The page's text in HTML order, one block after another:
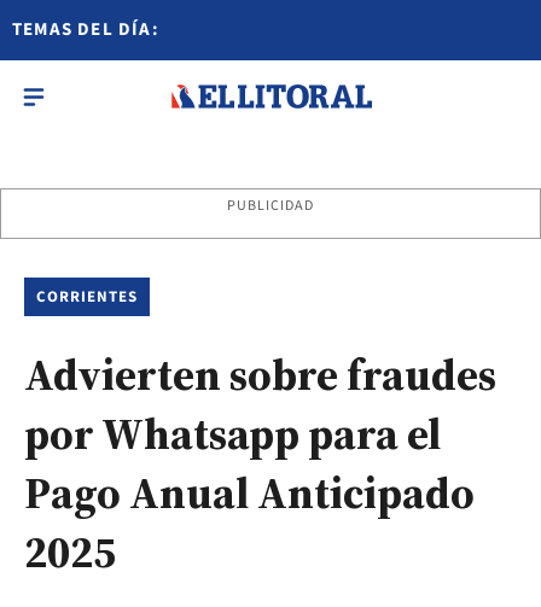
TEMAS DEL DÍA:
PUBLICIDAD
CORRIENTES
Advierten sobre fraudes
por Whatsapp para el
Pago Anual Anticipado
2025